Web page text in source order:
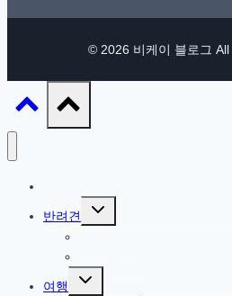
© 2026 비케이 블로그 All
반려견
Toggle
child
여행
Toggle
child